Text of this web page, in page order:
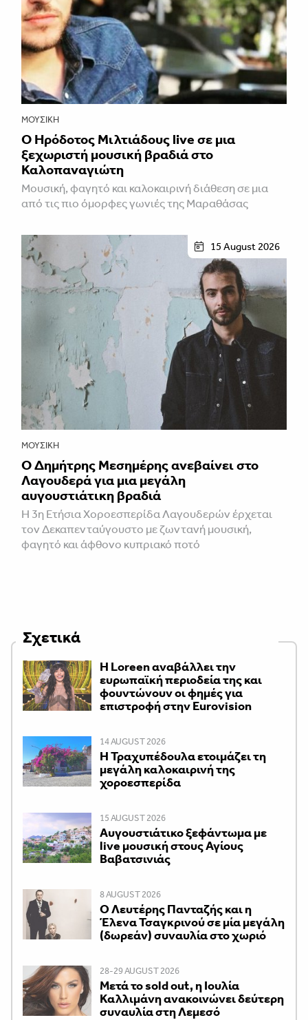
ΜΟΥΣΙΚΉ
Ο Ηρόδοτος Μιλτιάδους live σε μια
ξεχωριστή μουσική βραδιά στο
Καλοπαναγιώτη
Μουσική, φαγητό και καλοκαιρινή διάθεση σε μια
από τις πιο όμορφες γωνιές της Μαραθάσας
15 August 2026
ΜΟΥΣΙΚΉ
Ο Δημήτρης Μεσημέρης ανεβαίνει στο
Λαγουδερά για μια μεγάλη
αυγουστιάτικη βραδιά
Η 3η Ετήσια Χοροεσπερίδα Λαγουδερών έρχεται
τον Δεκαπενταύγουστο με ζωντανή μουσική,
φαγητό και άφθονο κυπριακό ποτό
Σχετικά
Η Loreen αναβάλλει την
ευρωπαϊκή περιοδεία της και
φουντώνουν οι φημές για
επιστροφή στην Eurovision
14 AUGUST 2026
Η Τραχυπέδουλα ετοιμάζει τη
μεγάλη καλοκαιρινή της
χοροεσπερίδα
15 AUGUST 2026
Αυγουστιάτικο ξεφάντωμα με
live μουσική στους Αγίους
Βαβατσινιάς
8 AUGUST 2026
Ο Λευτέρης Πανταζής και η
Έλενα Τσαγκρινού σε μία μεγάλη
(δωρεάν) συναυλία στο χωριό
28-29 AUGUST 2026
Μετά το sold out, η Ιουλία
Καλλιμάνη ανακοινώνει δεύτερη
συναυλία στη Λεμεσό